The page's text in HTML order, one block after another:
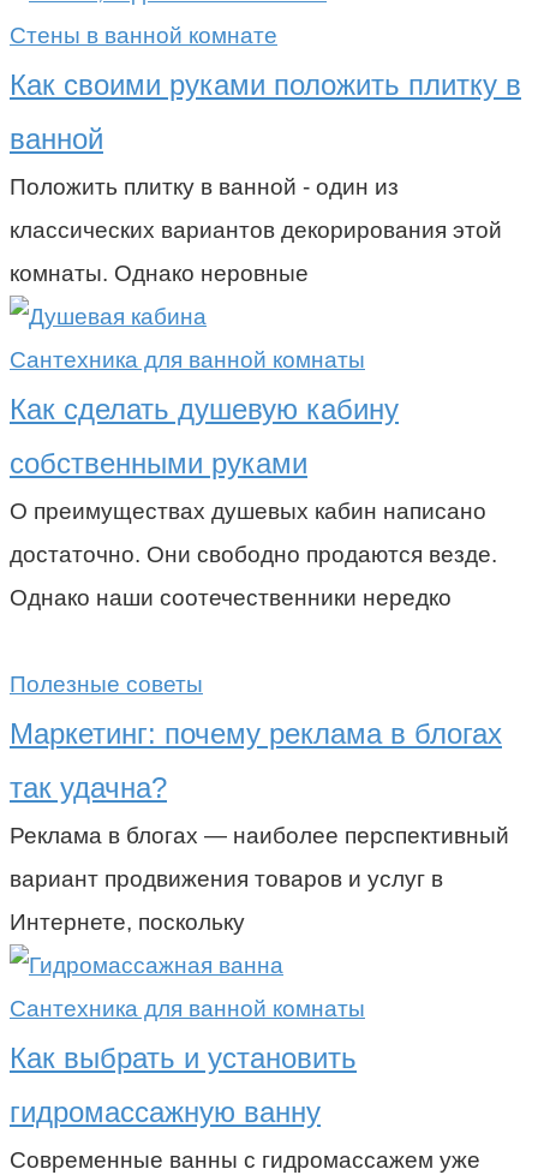
Стены в ванной комнате
Как своими руками положить плитку в
ванной
Положить плитку в ванной - один из
классических вариантов декорирования этой
комнаты. Однако неровные
Сантехника для ванной комнаты
Как сделать душевую кабину
собственными руками
О преимуществах душевых кабин написано
достаточно. Они свободно продаются везде.
Однако наши соотечественники нередко
Полезные советы
Маркетинг: почему реклама в блогах
так удачна?
Реклама в блогах — наиболее перспективный
вариант продвижения товаров и услуг в
Интернете, поскольку
Сантехника для ванной комнаты
Как выбрать и установить
гидромассажную ванну
Современные ванны с гидромассажем уже